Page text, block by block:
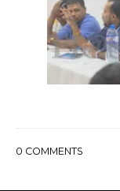
0 COMMENTS